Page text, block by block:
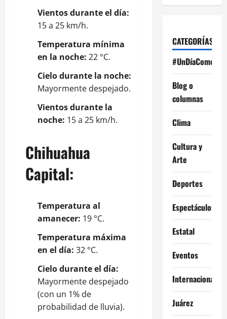
Vientos durante el día:
15 a 25 km/h.
Temperatura mínima
en la noche: 22 °C.
Cielo durante la noche:
Mayormente despejado.
Vientos durante la
noche: 15 a 25 km/h.
Chihuahua
Capital:
Temperatura al
amanecer: 19 °C.
Temperatura máxima
en el día: 32 °C.
Cielo durante el día:
Mayormente despejado
(con un 1% de
probabilidad de lluvia).
CATEGORÍAS
#UnDíaComoHoy
Blog o
columnas
Clima
Cultura y
Arte
Deportes
Espectáculos
Estatal
Eventos
Internacional
Juárez